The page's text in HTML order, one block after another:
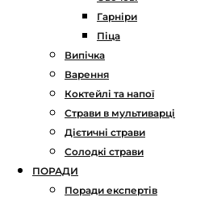
Гарніри
Піца
Випічка
Варення
Коктейлі та напої
Страви в мультиварці
Дієтичні страви
Солодкі страви
ПОРАДИ
Поради експертів